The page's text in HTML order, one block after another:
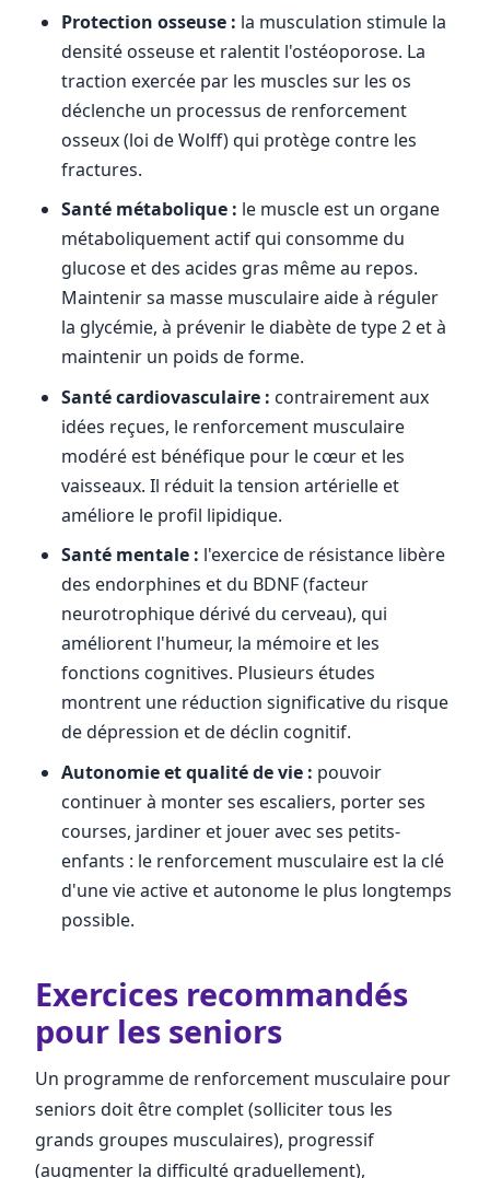
Protection osseuse : la musculation stimule la
densité osseuse et ralentit l'ostéoporose. La
traction exercée par les muscles sur les os
déclenche un processus de renforcement
osseux (loi de Wolff) qui protège contre les
fractures.
Santé métabolique : le muscle est un organe
métaboliquement actif qui consomme du
glucose et des acides gras même au repos.
Maintenir sa masse musculaire aide à réguler
la glycémie, à prévenir le diabète de type 2 et à
maintenir un poids de forme.
Santé cardiovasculaire : contrairement aux
idées reçues, le renforcement musculaire
modéré est bénéfique pour le cœur et les
vaisseaux. Il réduit la tension artérielle et
améliore le profil lipidique.
Santé mentale : l'exercice de résistance libère
des endorphines et du BDNF (facteur
neurotrophique dérivé du cerveau), qui
améliorent l'humeur, la mémoire et les
fonctions cognitives. Plusieurs études
montrent une réduction significative du risque
de dépression et de déclin cognitif.
Autonomie et qualité de vie : pouvoir
continuer à monter ses escaliers, porter ses
courses, jardiner et jouer avec ses petits-
enfants : le renforcement musculaire est la clé
d'une vie active et autonome le plus longtemps
possible.
Exercices recommandés
pour les seniors
Un programme de renforcement musculaire pour
seniors doit être complet (solliciter tous les
grands groupes musculaires), progressif
(augmenter la difficulté graduellement),